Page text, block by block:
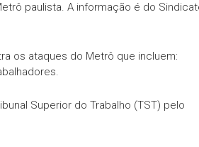
paulista. A informação é do
os ataques do Metrô que incluem:
Superior do Trabalho (TST) pelo